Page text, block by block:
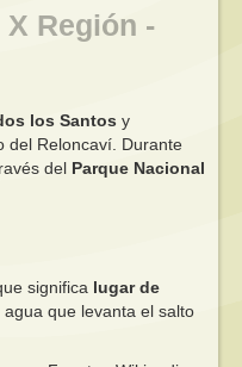
Región -
los Santos y
del Reloncaví. Durante
del Parque Nacional
significa lugar de
que levanta el salto